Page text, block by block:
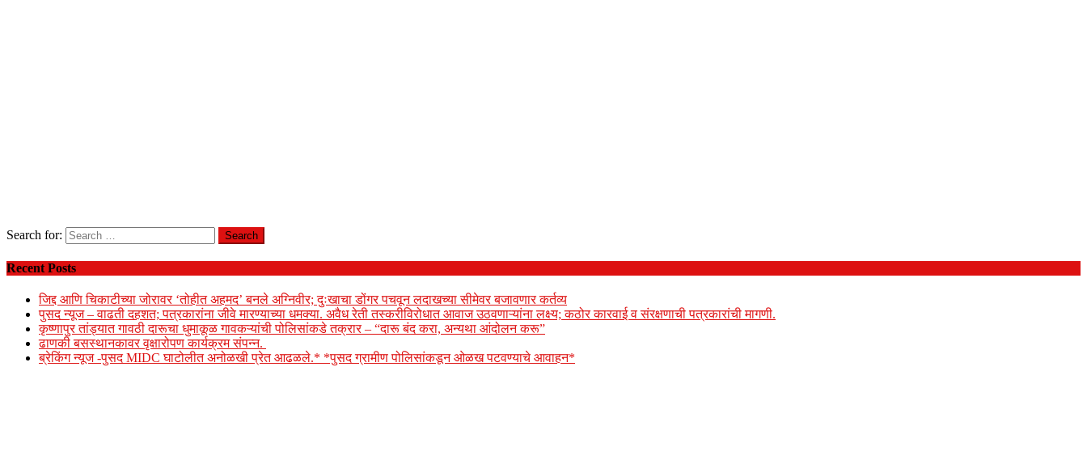
Search for:
Recent Posts
जिद्द आणि चिकाटीच्या जोरावर ‘तोहीत अहमद’ बनले अग्निवीर; दुःखाचा डोंगर पचवून लदाखच्या सीमेवर बजावणार कर्तव्य
पुसद न्यूज – वाढती दहशत; पत्रकारांना जीवे मारण्याच्या धमक्या. अवैध रेती तस्करीविरोधात आवाज उठवणाऱ्यांना लक्ष्य; कठोर कारवाई व संरक्षणाची पत्रकारांची मागणी.
कृष्णापुर तांड्यात गावठी दारूचा धुमाकूळ गावकऱ्यांची पोलिसांकडे तक्रार – “दारू बंद करा, अन्यथा आंदोलन करू”
ढाणकी बसस्थानकावर वृक्षारोपण कार्यक्रम संपन्न.
ब्रेकिंग न्यूज -पुसद MIDC घाटोलीत अनोळखी प्रेत आढळले.* *पुसद ग्रामीण पोलिसांकडून ओळख पटवण्याचे आवाहन*